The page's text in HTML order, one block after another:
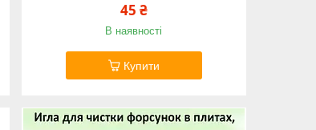
45 ₴
В наявності
Купити